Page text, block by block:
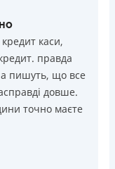
каси,
правда
пишуть, що все
довше.
точно маєте